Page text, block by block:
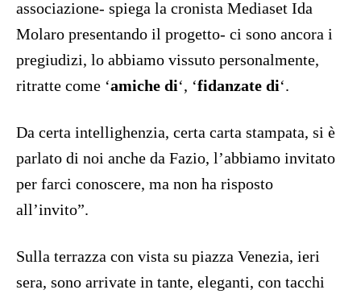
associazione- spiega la cronista Mediaset Ida
Molaro presentando il progetto- ci sono ancora i
pregiudizi, lo abbiamo vissuto personalmente,
ritratte come ‘amiche di‘, ‘fidanzate di‘.
Da certa intellighenzia, certa carta stampata, si è
parlato di noi anche da Fazio, l’abbiamo invitato
per farci conoscere, ma non ha risposto
all’invito”.
Sulla terrazza con vista su piazza Venezia, ieri
sera, sono arrivate in tante, eleganti, con tacchi